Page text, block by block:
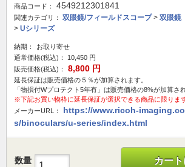
商品コード： 4549212301841
関連カテゴリ： 双眼鏡/フィールドスコープ> 双眼
> Uシリーズ
納期：
お取り寄せ
通常価格(税込)：
10,450 円
販売価格(税込)：
8,800 円
延長保証は販売価格の５％が加算されます。
「物損付Wプロテクト5年有」は販売価格の8%が加算さ
※下記お買い物枠に延長保証が選択できる商品に限ります
メーカーURL：
https://www.ricoh-
s/binoculars/u-series/index.html
数量 カー